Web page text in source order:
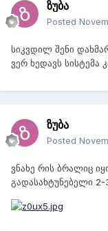
ზუბა
Posted
სიკვდილ შენი
ვერ ხედავს სისტემა
ზუბა
Posted
ვნახე რის ბრალიც
გადასახტუნებელი 2-